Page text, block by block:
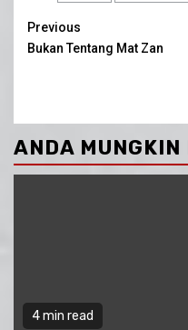
Continue
Reading
Previous
Bukan Tentang Mat Zan
ANDA
4 min read